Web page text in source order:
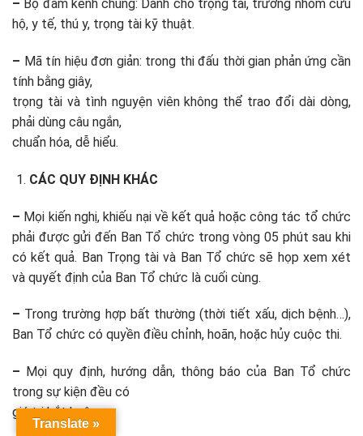
– Bộ đàm kênh chung: Dành cho trọng tài, trưởng nhóm cứu
hộ, y tế, thú y, trọng tài kỹ thuật.
– Mã tín hiệu đơn giản: trong thi đấu thời gian phản ứng cần
tính bằng giây,
trọng tài và tình nguyện viên không thể trao đổi dài dòng,
phải dùng câu ngắn,
chuẩn hóa, dễ hiểu.
CÁC QUY ĐỊNH KHÁC
– Mọi kiến nghị, khiếu nại về kết quả hoặc công tác tổ chức
phải được gửi đến Ban Tổ chức trong vòng 05 phút sau khi
có kết quả. Ban Trọng tài và Ban Tổ chức sẽ họp xem xét
và quyết định của Ban Tổ chức là cuối cùng.
– Trong trường hợp bất thường (thời tiết xấu, dịch bệnh…),
Ban Tổ chức có quyền điều chỉnh, hoãn, hoặc hủy cuộc thi.
– Mọi quy định, hướng dẫn, thông báo của Ban Tổ chức
trong sự kiện đều có
giá trị bắt buộc.
Translate »